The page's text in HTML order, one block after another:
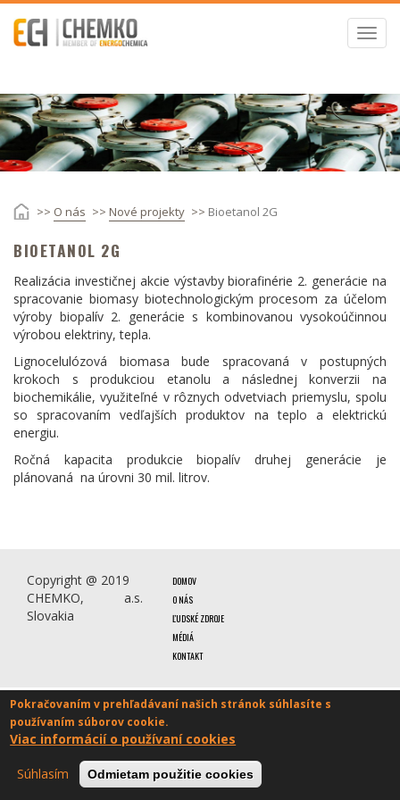
Skočiť
na
hlavný
O nás Nové projekty Bioetanol 2G
BIOETANOL 2G
Realizácia investičnej akcie výstavby biorafinérie 2. generácie na
spracovanie biomasy biotechnologickým procesom za účelom
výroby biopalív 2. generácie s kombinovanou vysokoúčinnou
výrobou elektriny, tepla.
Lignocelulózová biomasa bude spracovaná v postupných
krokoch s produkciou etanolu a následnej konverzii na
biochemikálie, využiteľné v rôznych odvetviach priemyslu, spolu
so spracovaním vedľajších produktov na teplo a elektrickú
energiu.
Ročná kapacita produkcie biopalív druhej generácie je
plánovaná na úrovni 30 mil. litrov.
Copyright @ 2019
CHEMKO, a.s.
Slovakia
DOMOV
O NÁS
ĽUDSKÉ ZDROJE
MÉDIÁ
KONTAKT
Pokračovaním v prehľadávaní našich stránok súhlasíte s
používaním súborov cookie.
Viac informácií o používaní cookies
Súhlasím Odmietam použitie cookies